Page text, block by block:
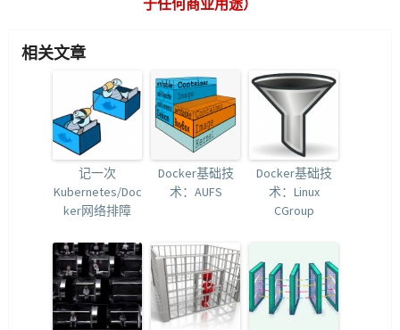
于任何商业用途）
相关文章
记一次
Kubernetes/Doc
ker网络排障
Docker基础技
术：AUFS
Docker基础技
术：Linux
CGroup